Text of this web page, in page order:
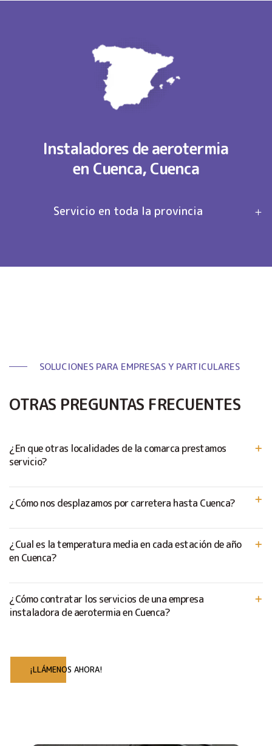
Instaladores de aerotermia
en Cuenca, Cuenca
Servicio en toda la provincia
SOLUCIONES PARA EMPRESAS Y PARTICULARES
OTRAS PREGUNTAS FRECUENTES
¿En que otras localidades de la comarca prestamos
servicio?
¿Cómo nos desplazamos por carretera hasta Cuenca?
¿Cual es la temperatura media en cada estación de año
en Cuenca?
¿Cómo contratar los servicios de una empresa
instaladora de aerotermia en Cuenca?
¡LLÁMENOS AHORA!